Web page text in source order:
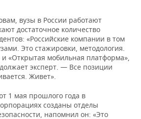
вузы в России работают
достаточное количество
«Российские компании в том
Это стажировки, методология.
и «Открытая мобильная платформа»,
эксперт. — Все позиции
Живет».
1 мая прошлого года в
созданы отделы
напомнил он: «Это